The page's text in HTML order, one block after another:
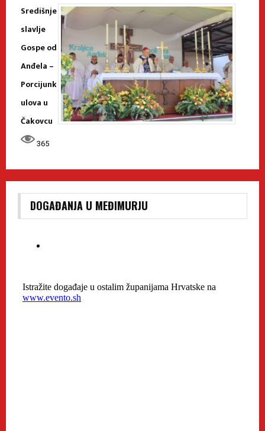
Središnje
slavlje
Gospe od
Anđela –
Porcijunk
ulova u
Čakovcu
365
DOGAĐANJA U MEĐIMURJU